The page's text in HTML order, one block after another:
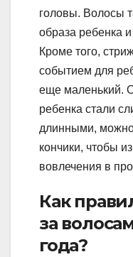
головы. Волосы
образа ребенка
Кроме того,
событием для
еще маленький.
ребенка стали
длинными,
кончики, чтобы
вовлечения в
Как
за
года?